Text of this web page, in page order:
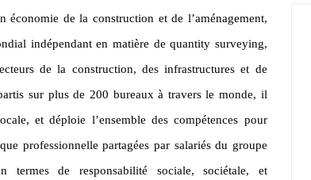
économie de la construction et de l’aménagement,
indépendant en matière de quantity surveying,
de la construction, des infrastructures et de
sur plus de 200 bureaux à travers le monde, il
et déploie l’ensemble des compétences pour
professionnelle partagées par salariés du groupe
termes de responsabilité sociale, sociétale, et